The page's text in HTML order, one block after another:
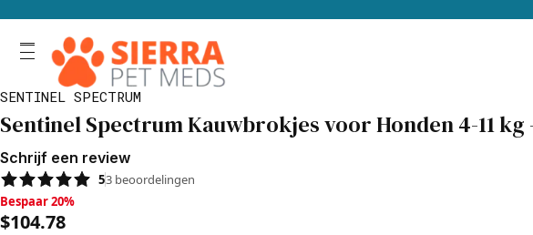
SENTINEL SPECTRUM
Sentinel Spectrum Kauwbrokjes voor Honden 4-11
Schrijf een review
53 beoordelingen
Bespaar 20%, $104.78
Bespaar 20%
$104.78